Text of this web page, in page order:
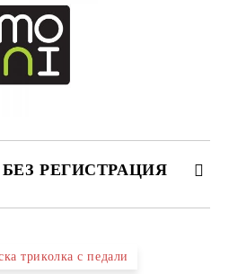
РЕГИСТРАЦИЯ
триколка с педали